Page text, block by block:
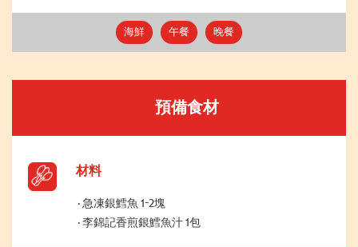
海鮮 午餐 晚餐
預備食材
材料
急凍銀鱈魚 1-2塊
李錦記香煎銀鱈魚汁 1包